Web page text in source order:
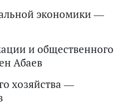
экономики —
и общественного
Абаев
хозяйства —